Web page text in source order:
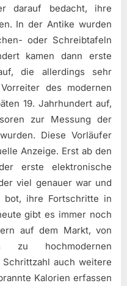
darauf bedacht, ihre
In der Antike wurden
oder Schreibtafeln
kamen dann erste
die allerdings sehr
des modernen
19. Jahrhundert auf,
zur Messung der
Diese Vorläufer
Anzeige. Erst ab den
erste elektronische
viel genauer war und
ihre Fortschritte in
gibt es immer noch
auf dem Markt, von
zu hochmodernen
auch weitere
Kalorien erfassen